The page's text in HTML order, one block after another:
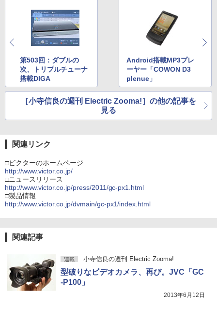
第503回：ダブルの
次、トリプルチューナ
搭載DIGA
Android搭載MP3プレ
ーヤー「COWON D3
plenue」
［小寺信良の週刊 Electric Zooma!］の他の記事を
見る
関連リンク
□ビクターのホームページ
http://www.victor.co.jp/
□ニュースリリース
http://www.victor.co.jp/press/2011/gc-px1.html
□製品情報
http://www.victor.co.jp/dvmain/gc-px1/index.html
関連記事
連載 小寺信良の週刊 Electric Zooma!
型破りなビデオカメラ、再び。JVC「GC
-P100」
2013年6月12日